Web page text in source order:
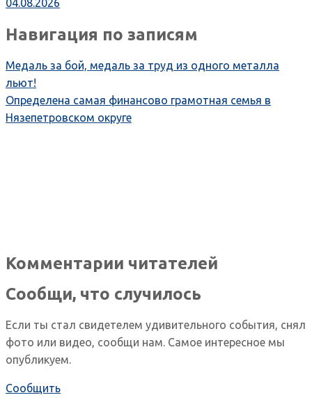
04.08.2026
Навигация по записям
Медаль за бой, медаль за труд из одного металла
льют!
Определена самая финансово грамотная семья в
Нязепетровском округе
Комментарии читателей
Сообщи, что случилось
Если ты стал свидетелем удивительного события, снял
фото или видео, сообщи нам. Самое интересное мы
опубликуем.
Сообщить